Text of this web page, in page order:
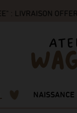
: LIVRAISON
NAISSANCE